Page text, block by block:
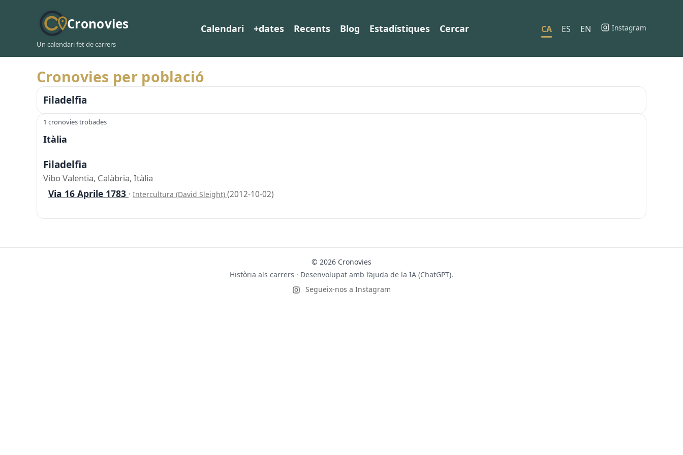
Cronovies
Un calendari fet de carrers
Calendari +dates Recents Blog Estadístiques Cercar CA ES EN Instagram
Cronovies per població
Filadelfia
1 cronovies trobades
Itàlia
Filadelfia
Vibo Valentia, Calàbria, Itàlia
Via 16 Aprile 1783 · Intercultura (David Sleight) (2012-10-02)
© 2026 Cronovies
Història als carrers · Desenvolupat amb l’ajuda de la IA (ChatGPT).
Segueix-nos a Instagram